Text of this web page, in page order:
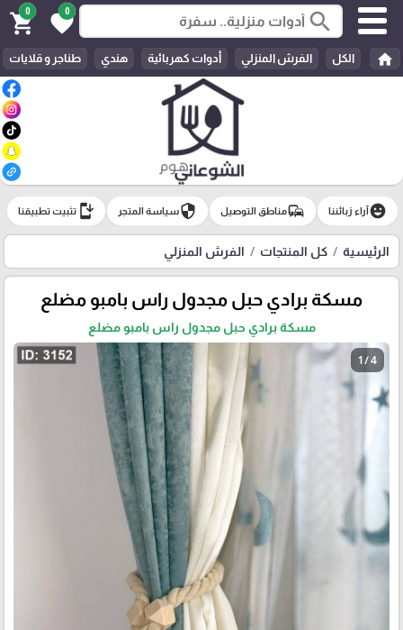
search
0
favorite
0
shopping_cart
home الكل الفرش المنزلي أدوات كهربائية هندي طناجر و قلايات
emoji_emotionsآراء زبائننا commuteمناطق التوصيل securityسياسة المتجر install_mobile تثبيت تطبيقنا
الرئيسية كل المنتجات الفرش المنزلي
مسكة برادي حبل مجدول راس بامبو مضلع
مسكة برادي حبل مجدول راس بامبو مضلع
1 / 4